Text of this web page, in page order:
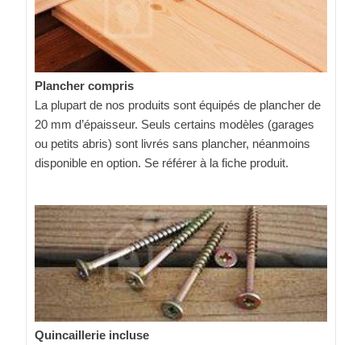
Plancher compris
La plupart de nos produits sont équipés de plancher de
20 mm d’épaisseur. Seuls certains modèles (garages
ou petits abris) sont livrés sans plancher, néanmoins
disponible en option. Se référer à la fiche produit.
Quincaillerie incluse